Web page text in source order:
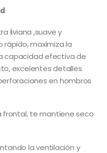
liviana ,suave y
rápido, maximiza la
capacidad efectiva de
excelentes detalles
en hombros
frontal, te mantiene seco
la ventilación y